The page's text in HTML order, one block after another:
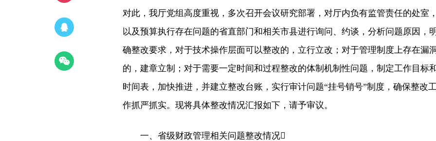
对此，我厅党组高度重视，多次召开会议研究部署，对厅内负有监管责任的处室，
以及预算执行存在问题的省直部门和相关市县进行询问、约谈，分析问题原因，明
确整改要求，对于技术操作层面可以整改的，立行立改；对于管理制度上存在漏洞
的，建章立制；对于需要一定时间和过程整改的体制机制性问题，制定工作目标
时间表，加快推进，并建立整改台账，实行审计问题“挂号销号”制度，确保整改工
作抓严抓实。现将具体整改情况汇报如下，请予审议。
一、省级财政管理相关问题整改情况